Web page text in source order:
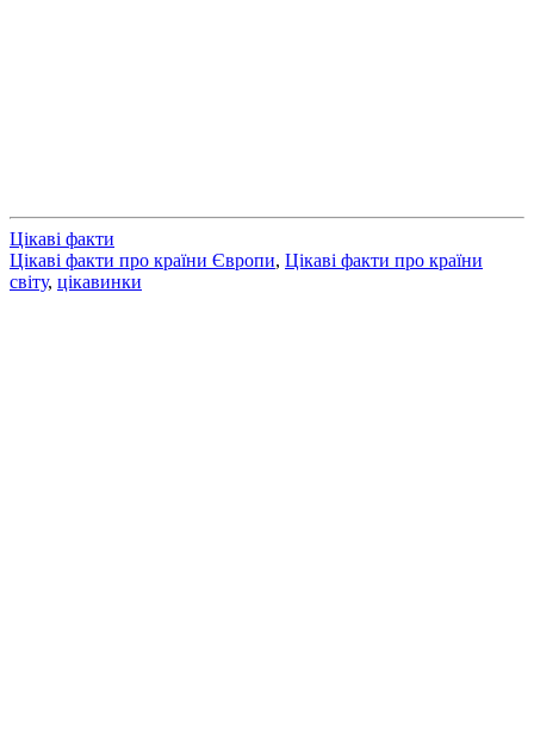
Цікаві факти
Цікаві факти про країни Європи, Цікаві факти про країни
світу, цікавинки